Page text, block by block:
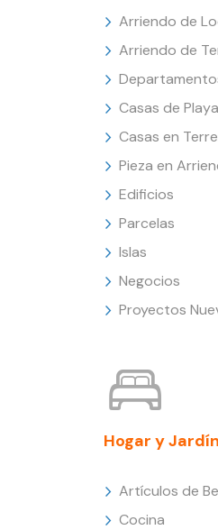
Arriendo de
Arriendo de
Casas de Playa
Casas en
Pieza en
Edificios
Parcelas
Islas
Negocios
Proyectos
Hogar y Jardín
Artículos de
Cocina